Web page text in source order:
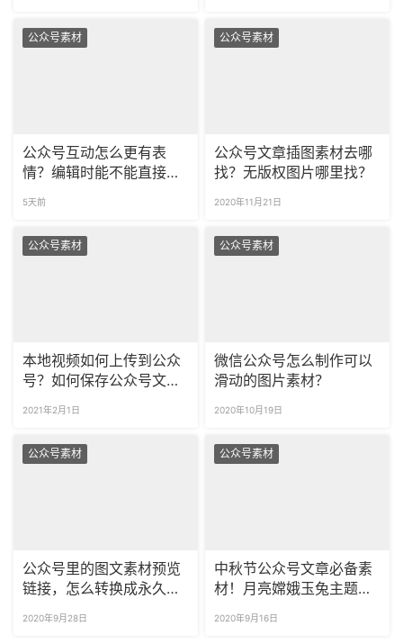
公众号素材
公众号互动怎么更有表
情？编辑时能不能直接找
5天前
公众号素材
公众号文章插图素材去哪
找？无版权图片哪里找？
2020年11月21日
公众号素材
本地视频如何上传到公众
号？如何保存公众号文章
2021年2月1日
公众号素材
微信公众号怎么制作可以
滑动的图片素材？
2020年10月19日
公众号素材
公众号里的图文素材预览
链接，怎么转换成永久链
2020年9月28日
公众号素材
中秋节公众号文章必备素
材！月亮嫦娥玉兔主题公
2020年9月16日